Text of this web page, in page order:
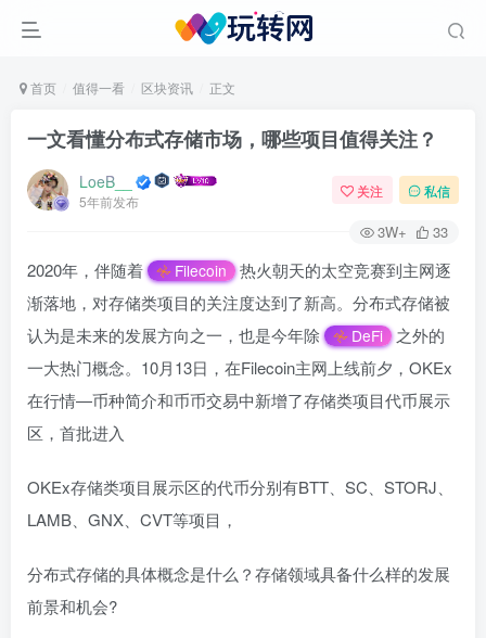
首页 值得一看 区块资讯 正文
一文看懂分布式存储市场，哪些项目值得关注？
LoeB__
5年前发布
关注 私信
3W+ 33
2020年，伴随着 Filecoin
热火朝天的太空竞赛到主网逐
渐落地，对存储类项目的关注度达到了新高。分布式存储被
认为是未来的发展方向之一，也是今年除
DeFi
之外的
一大热门概念。10月13日，在Filecoin主网上线前夕，OKEx
在行情—币种简介和币币交易中新增了存储类项目代币展示
区，首批进入
OKEx存储类项目展示区的代币分别有BTT、SC、STORJ、
LAMB、GNX、CVT等项目，
分布式存储的具体概念是什么？存储领域具备什么样的发展
前景和机会?